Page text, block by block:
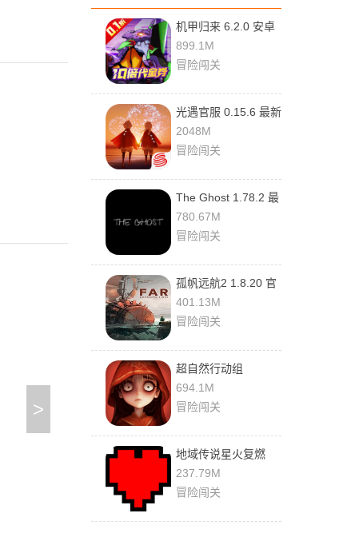
>
机甲归来 6.2.0 安卓
版
899.1M
冒险闯关
光遇官服 0.15.6 最新
版
2048M
冒险闯关
The Ghost 1.78.2 最
新版
780.67M
冒险闯关
孤帆远航2 1.8.20 官
方版
401.13M
冒险闯关
超自然行动组
1.28.24.001 最新版
694.1M
冒险闯关
地域传说星火复燃
5.0.0-v10-支线版本1
最新版
237.79M
冒险闯关